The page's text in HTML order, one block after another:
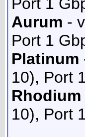
Port 1
Aurum -
Port 1
Platinum
10), Port
Rhodium
10), Port